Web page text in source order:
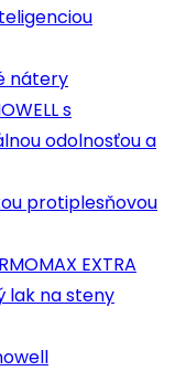
nátery
s
odolnosťou a
protiplesňovou
EXTRA
lak na steny